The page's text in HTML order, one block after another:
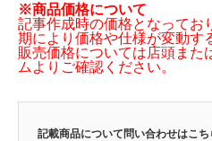
※商品価格について
記事作成時の価格となってお
期により価格や仕様が変動す
販売価格については店頭また
ムよりご確認ください。
記載商品について問い合わせはこち